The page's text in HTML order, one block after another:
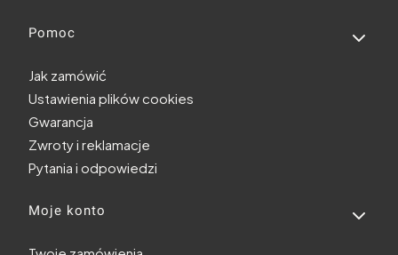
Pomoc
Jak zamówić
Ustawienia plików cookies
Gwarancja
Zwroty i reklamacje
Pytania i odpowiedzi
Moje konto